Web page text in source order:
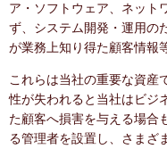
ア・ソフトウェア、ネット
ず、システム開発・運用の
が業務上知り得た顧客情報
これらは当社の重要な資産
性が失われると当社はビジ
た顧客へ損害を与える場合
る管理者を設置し、さまざ